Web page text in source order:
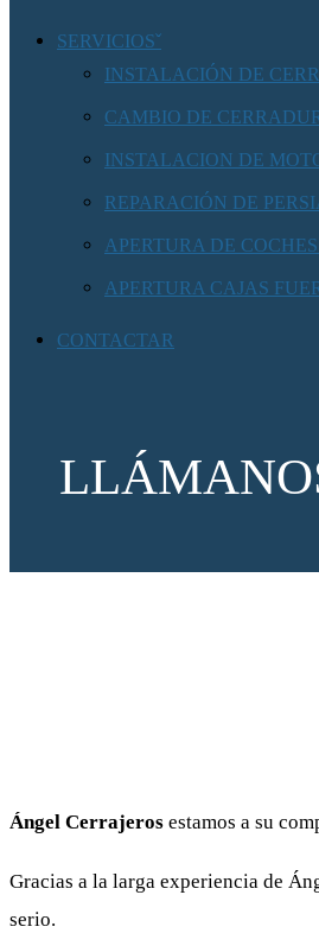
SERVICIOS
INSTALACIÓN DE
CAMBIO DE
INSTALACION DE
REPARACIÓN DE
APERTURA DE
APERTURA CAJAS
CONTACTAR
Ángel Cerrajeros estamos a su
Gracias a la larga experiencia de
serio.